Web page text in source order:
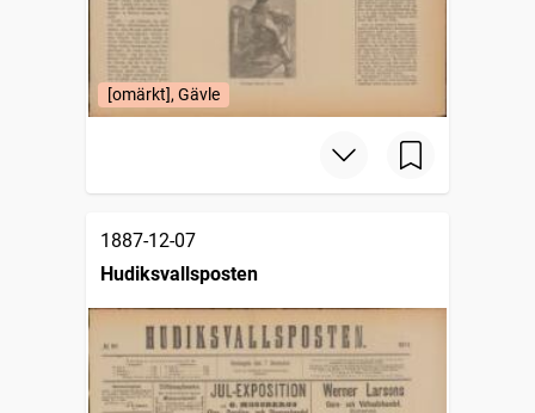
[omärkt], Gävle
1887-12-07
Hudiksvallsposten